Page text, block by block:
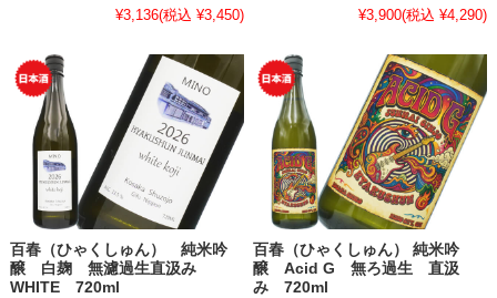
¥3,136(税込 ¥3,450)
¥3,900(税込 ¥4,290)
百春（ひゃくしゅん） 純米吟
醸 白麹 無濾過生直汲み
WHITE 720ml
百春（ひゃくしゅん） 純米吟
醸 Acid G 無ろ過生 直汲
み 720ml